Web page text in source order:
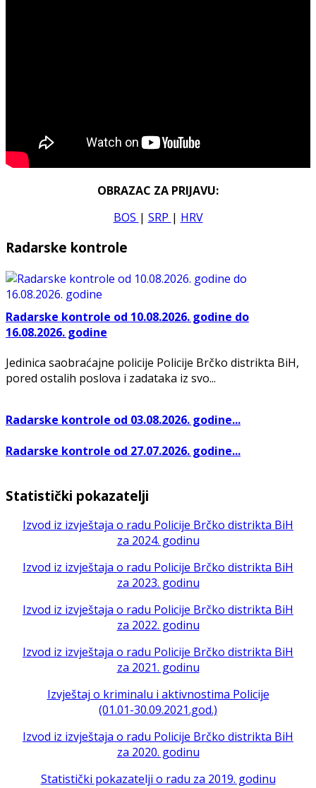
OBRAZAC ZA PRIJAVU:
BOS | SRP | HRV
Radarske kontrole
Radarske kontrole od 10.08.2026. godine do
16.08.2026. godine
Jedinica saobraćajne policije Policije Brčko distrikta BiH,
pored ostalih poslova i zadataka iz svo...
Radarske kontrole od 03.08.2026. godine...
Radarske kontrole od 27.07.2026. godine...
Statistički pokazatelji
Izvod iz izvještaja o radu Policije Brčko distrikta BiH
za 2024. godinu
Izvod iz izvještaja o radu Policije Brčko distrikta BiH
za 2023. godinu
Izvod iz izvještaja o radu Policije Brčko distrikta BiH
za 2022. godinu
Izvod iz izvještaja o radu Policije Brčko distrikta BiH
za 2021. godinu
Izvještaj o kriminalu i aktivnostima Policije
(01.01-30.09.2021.god.)
Izvod iz izvještaja o radu Policije Brčko distrikta BiH
za 2020. godinu
Statistički pokazatelji o radu za 2019. godinu